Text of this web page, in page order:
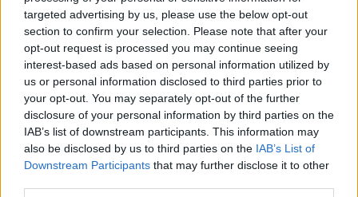
targeted advertising by us, please use the below opt-out
section to confirm your selection. Please note that after your
opt-out request is processed you may continue seeing
interest-based ads based on personal information utilized by
us or personal information disclosed to third parties prior to
your opt-out. You may separately opt-out of the further
disclosure of your personal information by third parties on the
IAB’s list of downstream participants. This information may
also be disclosed by us to third parties on the IAB’s List of
Downstream Participants that may further disclose it to other
Ο Τολστόι «μεγάλωσε» τον Γκόρκι, τον Τσέχοφ,
τον Προυστ, τον Τόμας Μαν, τον Φόκνερ, τον
Τζόις, αλλά και ενέπνευσε τονΓκάντι, τον
Νέλσον Μαντέλα, τονΜάρτιν Λούθερ Κινγκ.
Το 1910«ο γίγας της ρωσικής γης», όπως τον
αποκαλούν, αποφασίζει να εγκαταλείψει τα
«εγκόσμια», να τα αρνηθεί όλα και να ζήσει μία
απλή ζωή μέσα στη φύση. Μα είναι πια 82 ετών